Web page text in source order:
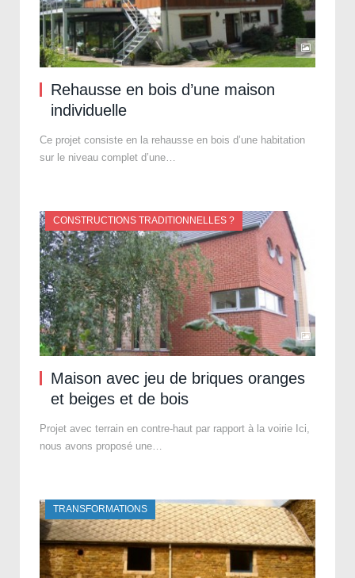
Rehausse en bois d’une maison
individuelle
Ce projet consiste en la rehausse en bois d’une habitation
sur le niveau complet d’une…
CONSTRUCTIONS TRADITIONNELLES ?
Maison avec jeu de briques oranges
et beiges et de bois
Projet avec terrain en contre-haut par rapport à la voirie Ici,
nous avons proposé une…
TRANSFORMATIONS